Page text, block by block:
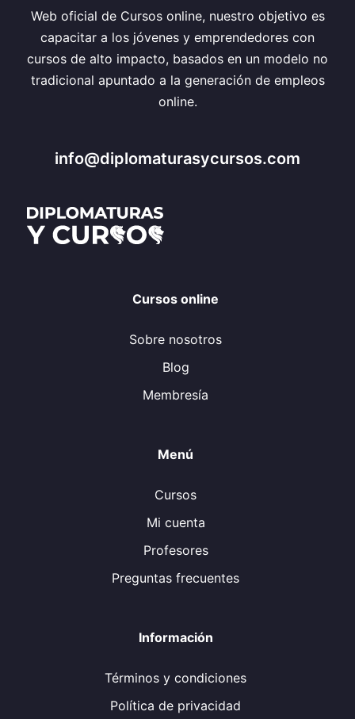
Web oficial de Cursos online, nuestro objetivo es
capacitar a los jóvenes y emprendedores con
cursos de alto impacto, basados en un modelo no
tradicional apuntado a la generación de empleos
online.
info@diplomaturasycursos.com
Cursos online
Sobre nosotros
Blog
Membresía
Menú
Cursos
Mi cuenta
Profesores
Preguntas frecuentes
Información
Términos y condiciones
Política de privacidad